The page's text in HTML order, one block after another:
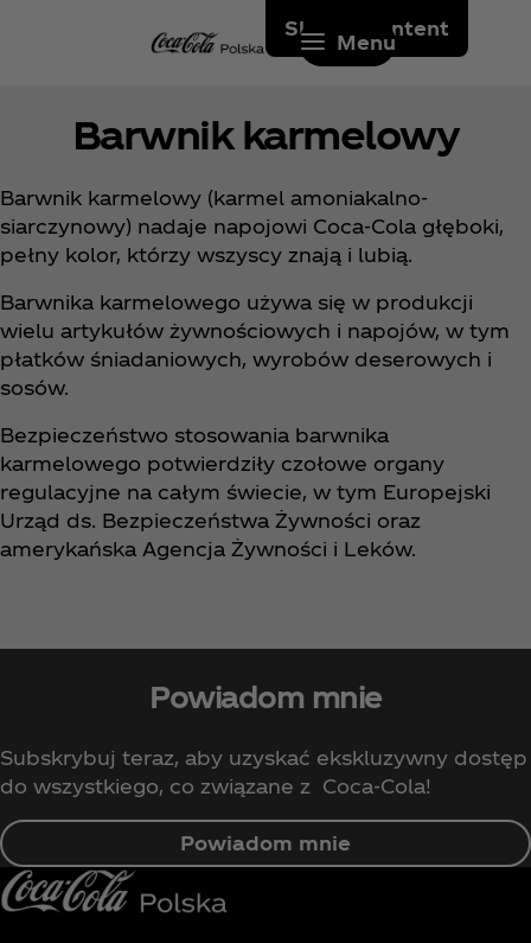
Skip to content
Menu
Barwnik karmelowy
Barwnik karmelowy (karmel amoniakalno-
siarczynowy) nadaje napojowi Coca‑Cola głęboki,
pełny kolor, którzy wszyscy znają i lubią.
Barwnika karmelowego używa się w produkcji
wielu artykułów żywnościowych i napojów, w tym
płatków śniadaniowych, wyrobów deserowych i
sosów.
Bezpieczeństwo stosowania barwnika
karmelowego potwierdziły czołowe organy
regulacyjne na całym świecie, w tym Europejski
Urząd ds. Bezpieczeństwa Żywności oraz
amerykańska Agencja Żywności i Leków.
Powiadom mnie
Subskrybuj teraz, aby uzyskać ekskluzywny dostęp
do wszystkiego, co związane z Coca‑Cola!
Powiadom mnie